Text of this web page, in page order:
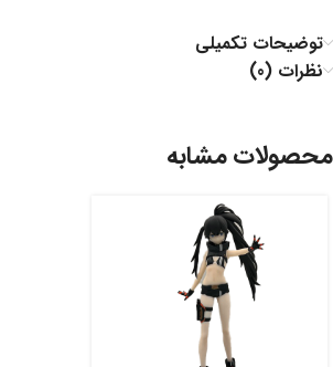
توضیحات تکمیلی
نظرات (0)
محصولات مشابه